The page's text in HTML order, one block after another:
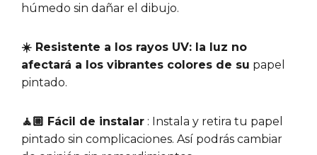
húmedo sin dañar el dibujo.
☀️ Resistente a los rayos UV: la luz no
afectará a los vibrantes colores de su papel
pintado.
🧘🏼 Fácil de instalar : Instala y retira tu papel
pintado sin complicaciones. Así podrás cambiar